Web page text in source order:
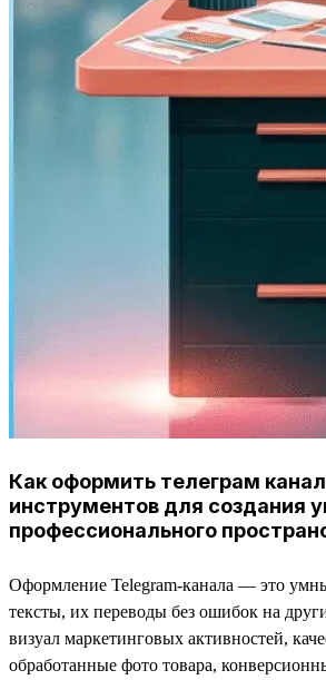
Как оформить телеграм
инструментов для создания
профессионального
Оформление Telegram-канала — это
тексты, их переводы без ошибок на
визуал маркетинговых активностей,
обработанные фото товара,